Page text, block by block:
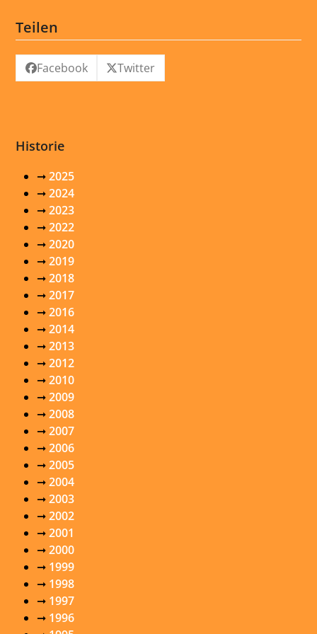
Teilen
Facebook Twitter
Historie
➞2025
➞2024
➞2023
➞2022
➞2020
➞2019
➞2018
➞2017
➞2016
➞2014
➞2013
➞2012
➞2010
➞2009
➞2008
➞2007
➞2006
➞2005
➞2004
➞2003
➞2002
➞2001
➞2000
➞ 1999
➞ 1998
➞ 1997
➞ 1996